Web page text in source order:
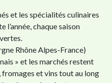
et les spécialités culinaires
chaque saison
Rhône Alpes-France)
» et les marchés restent
et vins tout au long